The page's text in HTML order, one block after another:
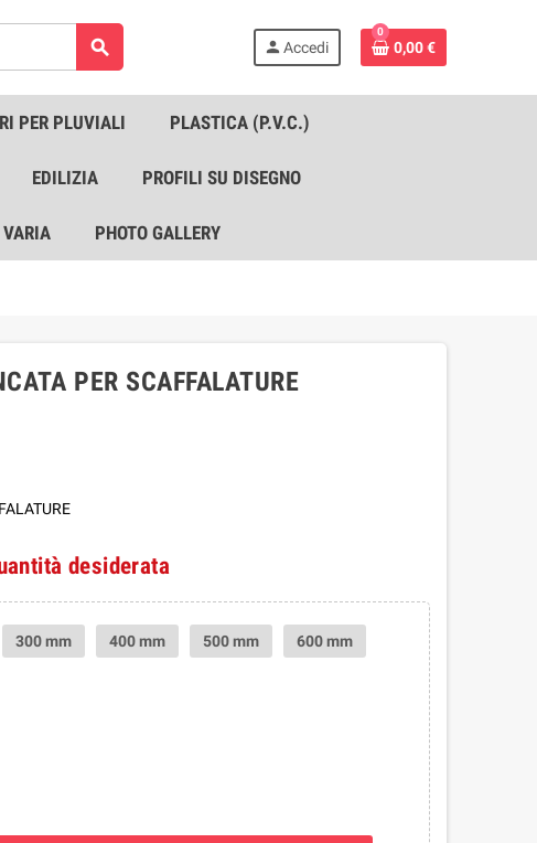
search person Accedi
0
0,00 €
PER PLUVIALI PLASTICA (P.V.C.)
EDILIZIA PROFILI SU DISEGNO
VARIA PHOTO GALLERY
PER SCAFFALATURE
desiderata
300 mm 400 mm 500 mm 600 mm